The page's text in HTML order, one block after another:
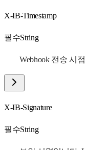
X-IB-Timestamp
필수String
Webhook 전송 시
X-IB-Signature
필수String